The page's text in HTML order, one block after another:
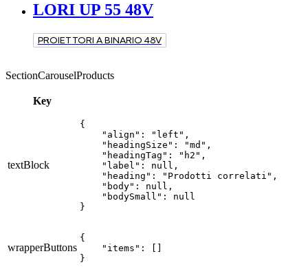
LORI UP 55 48V
PROIETTORI A BINARIO 48V
SectionCarouselProducts
Key
textBlock
{
    "align": "left",
    "headingSize": "md",
    "headingTag": "h2",
    "label": null,
    "heading": "Prodotti correlati",
    "body": null,
    "bodySmall": null
}
wrapperButtons
{
    "items": []
}